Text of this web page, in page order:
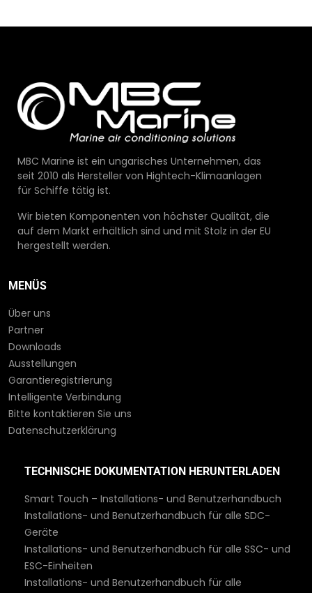
MBC Marine ist ein ungarisches Unternehmen, das
seit 2010 als Hersteller von Hightech-Klimaanlagen
für Schiffe tätig ist.
Wir bieten Komponenten von höchster Qualität, die
auf dem Markt erhältlich sind und mit Stolz in der EU
hergestellt werden.
MENÜS
Über uns
Partner
Downloads
Ausstellungen
Garantieregistrierung
Intelligente Verbindung
Bitte kontaktieren Sie uns
Datenschutzerklärung
TECHNISCHE DOKUMENTATION HERUNTERLADEN
Smart Touch – Installations- und Benutzerhandbuch
Installations- und Benutzerhandbuch für alle SDC-
Geräte
Installations- und Benutzerhandbuch für alle SSC- und
ESC-Einheiten
Installations- und Benutzerhandbuch für alle